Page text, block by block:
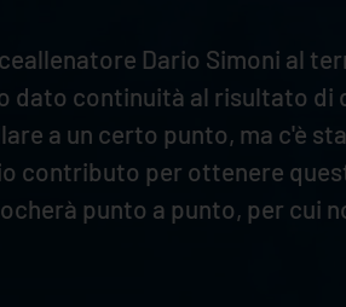
Dario Simoni al
dato continuità al risultato
a un certo punto, ma c'è
contributo per ottenere
punto a punto, per cui